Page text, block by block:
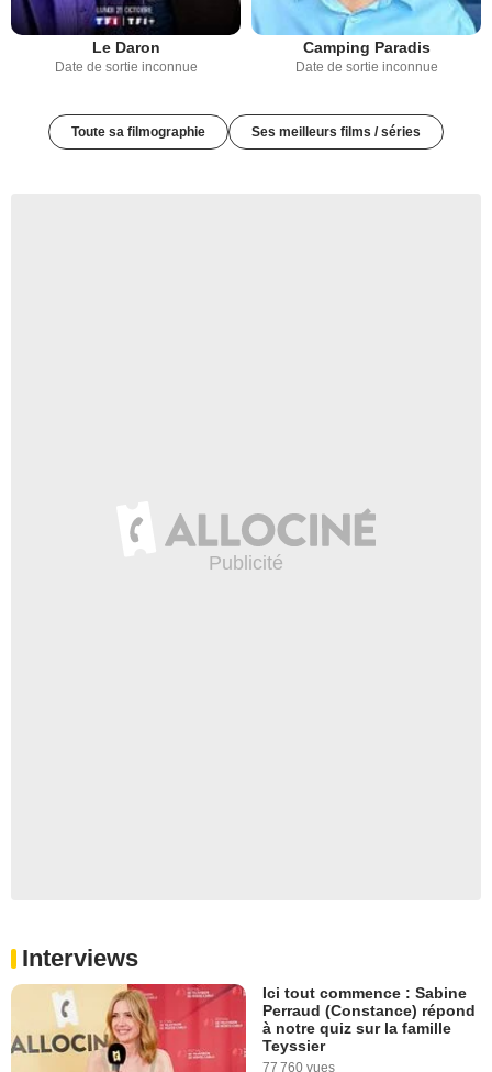
Le Daron
Date de sortie inconnue
Camping Paradis
Date de sortie inconnue
Toute sa filmographie Ses meilleurs films / séries
Interviews
Ici tout commence : Sabine
Perraud (Constance) répond
à notre quiz sur la famille
Teyssier
77 760 vues